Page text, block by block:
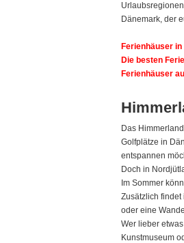
Dänemark, der
Ferienhäuser
Die besten
Ferienhäuser
Das
Golfplätze in
entspannen
Doch in
Im Sommer
Zusätzlich
oder eine
Wer lieber
Kunstmuseum